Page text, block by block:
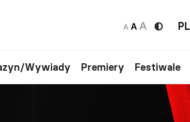
PL
Wywiady Premiery Festiwale